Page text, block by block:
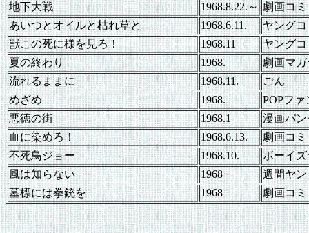
地下大戦
1968.8.22.～ 劇画コ
あいつとオイルと枯れ草と
1968.6.11.
ヤング
獣この死に様を見ろ！
1968.11
ヤング
夏の終わり
1968.
劇画マ
流れるままに
1968.11.
ごん
めざめ
1968.
POPフ
悪徳の街
1968.1
漫画パン
血に染めろ！
1968.6.13.
劇画コ
不死鳥ジョー
1968.10.
ボーイ
風は知らない
1968
週間ヤ
墓標には拳銃を
1968 劇画コ